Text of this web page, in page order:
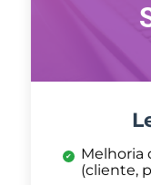
Melhoria
(cliente,